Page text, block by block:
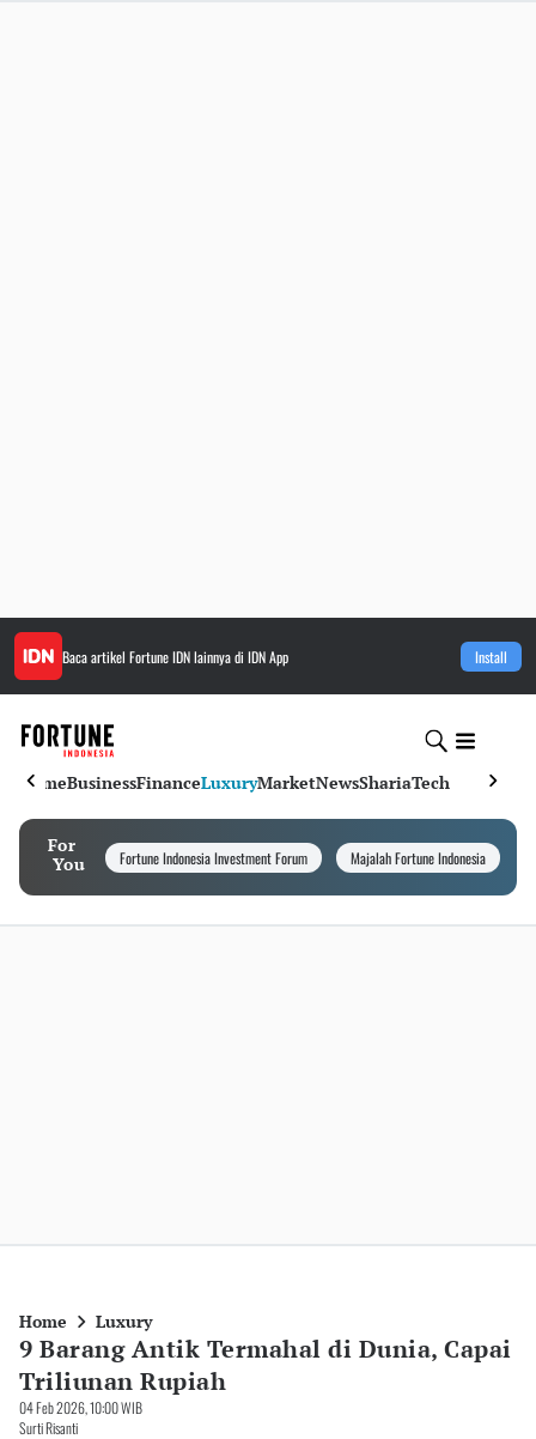
Baca artikel Fortune IDNlainnya di IDN App Install
HomeBusinessFinanceLuxuryMarketNewsShariaTech
For
You
Fortune Indonesia Investment Forum Majalah Fortune Indonesia
Home Luxury
9 Barang Antik Termahal di Dunia, Capai
Triliunan Rupiah
04 Feb 2026, 10:00 WIB
Surti Risanti